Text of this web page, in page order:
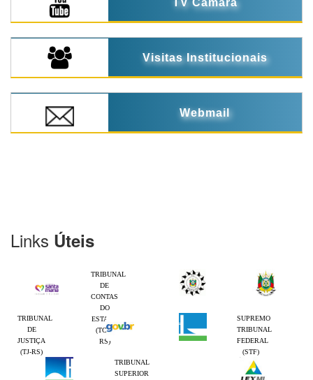
TV Câmara
Visitas Institucionais
Webmail
Links Úteis
TRIBUNAL
DE
CONTAS
DO
ESTADO
(TCE-
RS)
TRIBUNAL
DE
JUSTIÇA
(TJ-RS)
SUPREMO
TRIBUNAL
FEDERAL
(STF)
TRIBUNAL
SUPERIOR